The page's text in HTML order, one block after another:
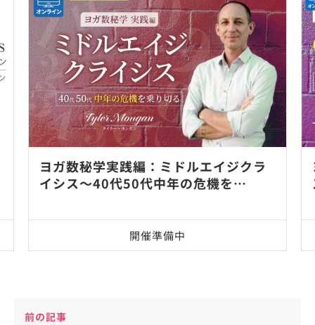
ヨガ数秘学実践編：ミドルエイジクラ
イシス～40代50代中年の危機を…
開催準備中
前の記事